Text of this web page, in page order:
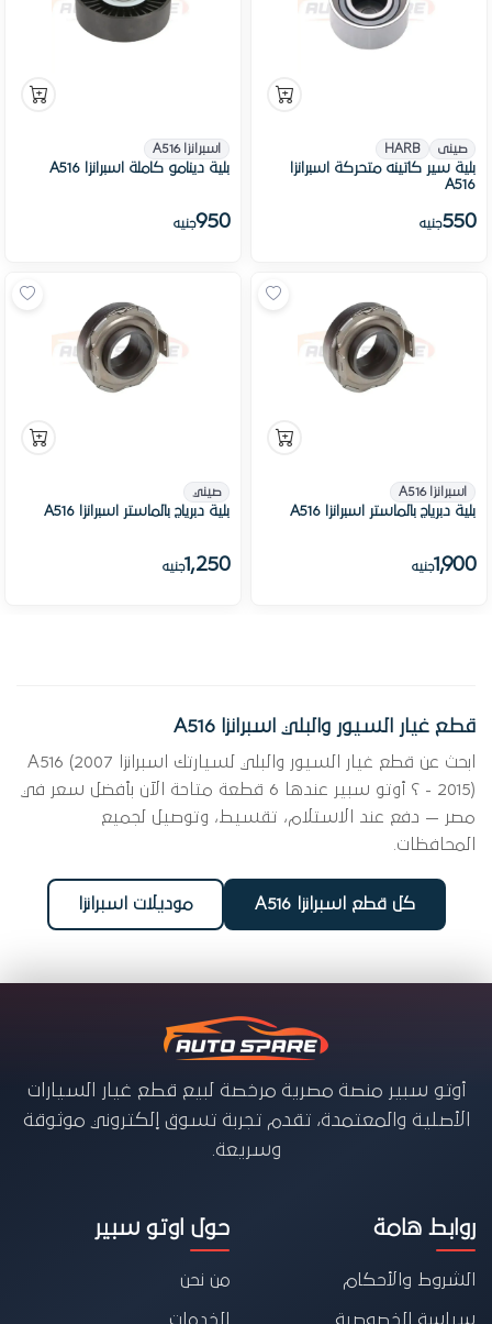
صينى HARB
بلية سير كاتينه متحركة اسبرانزا
A516
550جنيه
اسبرانزا A516
بلية دينامو كاملة اسبرانزا A516
950جنيه
اسبرانزا A516
بلية دبرياج بالماستر اسبرانزا A516
1,900جنيه
صيني
بلية دبرياج بالماستر اسبرانزا A516
1,250جنيه
قطع غيار السيور والبلي اسبرانزا A516
ابحث عن قطع غيار السيور والبلي لسيارتك اسبرانزا A516 (2007
- 2015) ؟ أوتو سبير عندها 6 قطعة متاحة الآن بأفضل سعر في
مصر — دفع عند الاستلام، تقسيط، وتوصيل لجميع
المحافظات.
كل قطع اسبرانزا A516 موديلات اسبرانزا
أوتو سبير منصة مصرية مرخصة لبيع قطع غيار السيارات
الأصلية والمعتمدة، تقدم تجربة تسوق إلكتروني موثوقة
وسريعة.
روابط هامة
الشروط والأحكام
سياسة الخصوصية
حول اوتو سبير
من نحن
الخدمات